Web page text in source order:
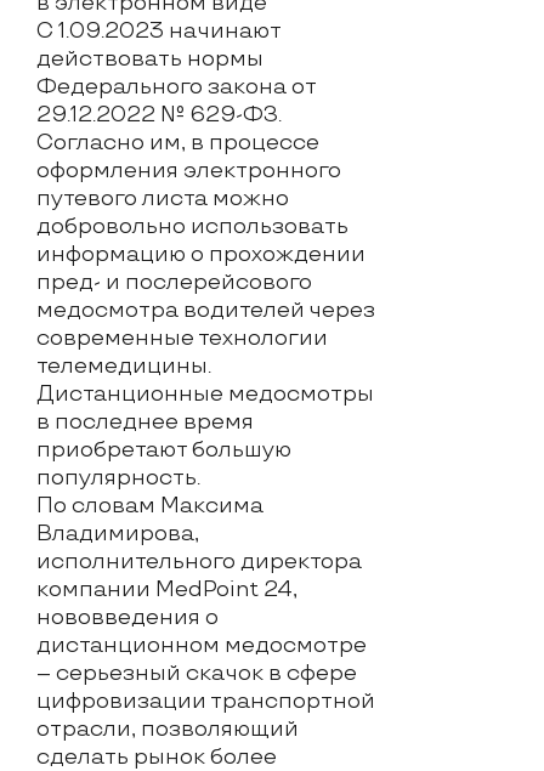
С 1.09.2023 начинают
действовать нормы
Федерального закона от
29.12.2022 № 629-ФЗ.
Согласно им, в процессе
оформления электронного
путевого листа можно
добровольно использовать
информацию о прохождении
пред- и послерейсового
медосмотра водителей через
современные технологии
телемедицины.
Дистанционные медосмотры
в последнее время
приобретают большую
популярность.
По словам Максима
Владимирова,
исполнительного директора
компании MedPoint 24,
нововведения о
дистанционном медосмотре
– серьезный скачок в сфере
цифровизации транспортной
отрасли, позволяющий
сделать рынок более